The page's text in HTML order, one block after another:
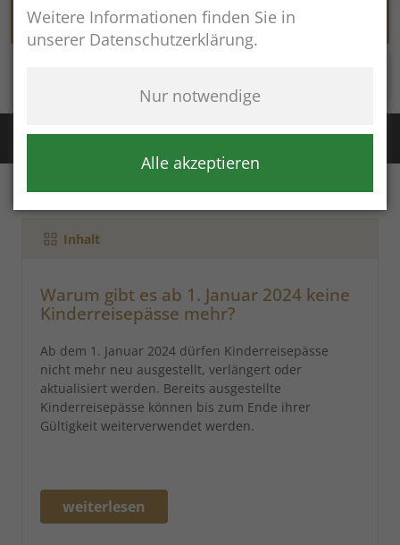
Inhalt
Warum gibt es ab 1. Januar 2024 keine
Kinderreisepässe mehr?
Ab dem 1. Januar 2024 dürfen Kinderreisepässe
nicht mehr neu ausgestellt, verlängert oder
aktualisiert werden. Bereits ausgestellte
Kinderreisepässe können bis zum Ende ihrer
Gültigkeit weiterverwendet werden.
weiterlesen
Weitere Informationen finden Sie in
unserer Datenschutzerklärung.
Nur notwendige
Alle akzeptieren